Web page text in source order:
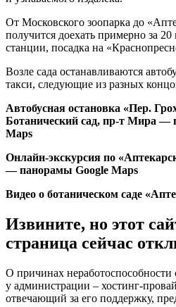
От Московского зоопарка до
получится доехать примерно за
станции, посадка на
Возле сада останавливаются
такси, следующие из разных
Автобусная остановка «Пер.
Ботанический сад, пр-т Мира —
Maps
Онлайн-экскурсия по
— панорамы Google Maps
Видео о ботаническом саде
Извините, но этот
страница сейчас
О причинах
у администрации – хостинг-
отвечающий за его поддержку,